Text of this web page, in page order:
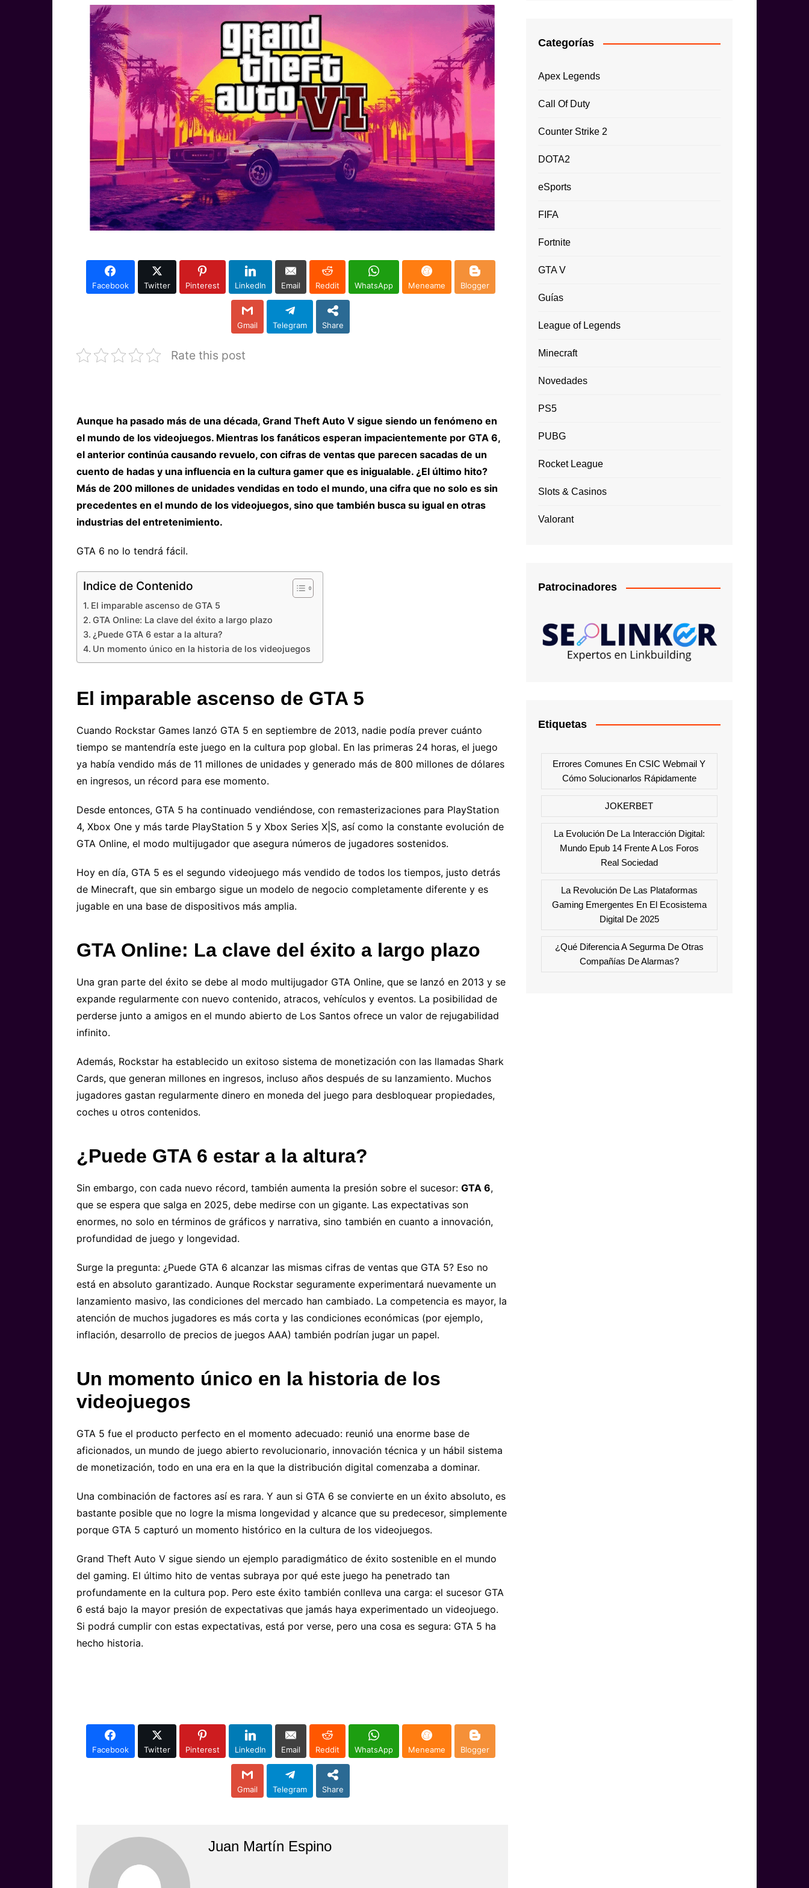
Facebook Twitter Pinterest LinkedIn Email Reddit WhatsApp Meneame Blogger
Gmail Telegram Share
Rate this post
Aunque ha pasado más de una década, Grand Theft Auto V sigue siendo un fenómeno en
el mundo de los videojuegos. Mientras los fanáticos esperan impacientemente por GTA 6,
el anterior continúa causando revuelo, con cifras de ventas que parecen sacadas de un
cuento de hadas y una influencia en la cultura gamer que es inigualable. ¿El último hito?
Más de 200 millones de unidades vendidas en todo el mundo, una cifra que no solo es sin
precedentes en el mundo de los videojuegos, sino que también busca su igual en otras
industrias del entretenimiento.
GTA 6 no lo tendrá fácil.
Indice de Contenido
El imparable ascenso de GTA 5
GTA Online: La clave del éxito a largo plazo
¿Puede GTA 6 estar a la altura?
Un momento único en la historia de los videojuegos
El imparable ascenso de GTA 5
Cuando Rockstar Games lanzó GTA 5 en septiembre de 2013, nadie podía prever cuánto
tiempo se mantendría este juego en la cultura pop global. En las primeras 24 horas, el juego
ya había vendido más de 11 millones de unidades y generado más de 800 millones de dólares
en ingresos, un récord para ese momento.
Desde entonces, GTA 5 ha continuado vendiéndose, con remasterizaciones para PlayStation
4, Xbox One y más tarde PlayStation 5 y Xbox Series X|S, así como la constante evolución de
GTA Online, el modo multijugador que asegura números de jugadores sostenidos.
Hoy en día, GTA 5 es el segundo videojuego más vendido de todos los tiempos, justo detrás
de Minecraft, que sin embargo sigue un modelo de negocio completamente diferente y es
jugable en una base de dispositivos más amplia.
GTA Online: La clave del éxito a largo plazo
Una gran parte del éxito se debe al modo multijugador GTA Online, que se lanzó en 2013 y se
expande regularmente con nuevo contenido, atracos, vehículos y eventos. La posibilidad de
perderse junto a amigos en el mundo abierto de Los Santos ofrece un valor de rejugabilidad
infinito.
Además, Rockstar ha establecido un exitoso sistema de monetización con las llamadas Shark
Cards, que generan millones en ingresos, incluso años después de su lanzamiento. Muchos
jugadores gastan regularmente dinero en moneda del juego para desbloquear propiedades,
coches u otros contenidos.
¿Puede GTA 6 estar a la altura?
Sin embargo, con cada nuevo récord, también aumenta la presión sobre el sucesor: GTA 6,
que se espera que salga en 2025, debe medirse con un gigante. Las expectativas son
enormes, no solo en términos de gráficos y narrativa, sino también en cuanto a innovación,
profundidad de juego y longevidad.
Surge la pregunta: ¿Puede GTA 6 alcanzar las mismas cifras de ventas que GTA 5? Eso no
está en absoluto garantizado. Aunque Rockstar seguramente experimentará nuevamente un
lanzamiento masivo, las condiciones del mercado han cambiado. La competencia es mayor, la
atención de muchos jugadores es más corta y las condiciones económicas (por ejemplo,
inflación, desarrollo de precios de juegos AAA) también podrían jugar un papel.
Un momento único en la historia de los
videojuegos
GTA 5 fue el producto perfecto en el momento adecuado: reunió una enorme base de
aficionados, un mundo de juego abierto revolucionario, innovación técnica y un hábil sistema
de monetización, todo en una era en la que la distribución digital comenzaba a dominar.
Una combinación de factores así es rara. Y aun si GTA 6 se convierte en un éxito absoluto, es
bastante posible que no logre la misma longevidad y alcance que su predecesor, simplemente
porque GTA 5 capturó un momento histórico en la cultura de los videojuegos.
Grand Theft Auto V sigue siendo un ejemplo paradigmático de éxito sostenible en el mundo
del gaming. El último hito de ventas subraya por qué este juego ha penetrado tan
profundamente en la cultura pop. Pero este éxito también conlleva una carga: el sucesor GTA
6 está bajo la mayor presión de expectativas que jamás haya experimentado un videojuego.
Si podrá cumplir con estas expectativas, está por verse, pero una cosa es segura: GTA 5 ha
hecho historia.
Facebook Twitter Pinterest LinkedIn Email Reddit WhatsApp Meneame Blogger
Gmail Telegram Share
Juan Martín Espino
Categorías
Apex Legends
Call Of Duty
Counter Strike 2
DOTA2
eSports
FIFA
Fortnite
GTA V
Guías
League of Legends
Minecraft
Novedades
PS5
PUBG
Rocket League
Slots & Casinos
Valorant
Patrocinadores
Etiquetas
Errores Comunes En CSIC Webmail Y
Cómo Solucionarlos Rápidamente
JOKERBET
La Evolución De La Interacción Digital:
Mundo Epub 14 Frente A Los Foros
Real Sociedad
La Revolución De Las Plataformas
Gaming Emergentes En El Ecosistema
Digital De 2025
¿Qué Diferencia A Segurma De Otras
Compañías De Alarmas?